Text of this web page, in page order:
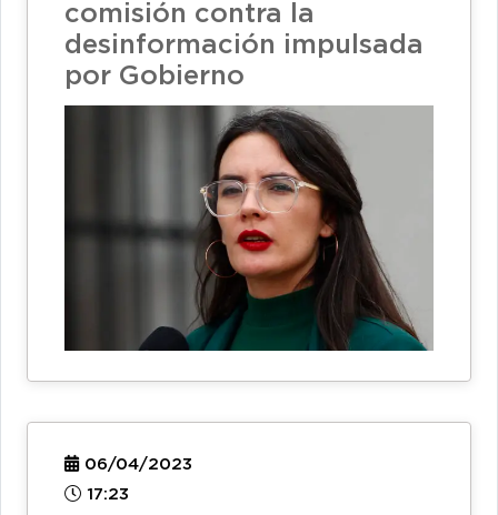
comisión contra la
desinformación impulsada
por Gobierno
06/04/2023
17:23